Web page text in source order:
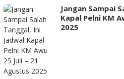
Jangan Sampai
Kapal Pelni KM
2025